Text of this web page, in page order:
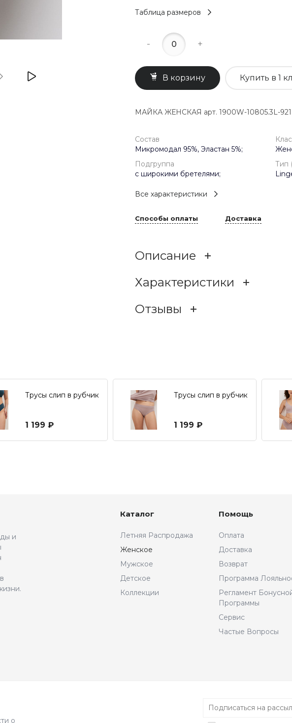
Таблица размеров
- +
В корзину Купить в 1
МАЙКА ЖЕНСКАЯ арт. 1900W-10805.3L-921
Состав
Микромодал 95%, Эластан 5%;
Подгруппа
с широкими бретелями;
Тип
Все характеристики
Способы оплаты Доставка
Описание
Базовая майка с широкими бретелями из
эластана.
Характеристики
Тип (по функциям)
Коллекция
Отзывы
Отзывов ещё нет – ваш
Трусы слип в рубчик
1 199 ₽
Трусы слип в рубчик
1 199 ₽
и
Каталог
Летняя Распродажа
Женское
Мужское
Детское
Коллекции
Помощь
Оплата
Доставка
Возврат
Программа
Регламент
Программы
Сервис
Частые Вопросы
о